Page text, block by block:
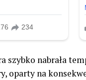
szybko nabrała
oparty na